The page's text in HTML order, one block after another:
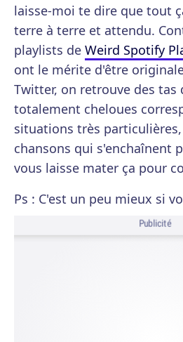
laisse-moi te dire que tout
terre à terre et attendu.
playlists de Weird Spotify
ont le mérite d'être
Twitter, on retrouve des tas
totalement cheloues
situations très
chansons qui s'enchaînent
vous laisse mater ça pour
Ps : C'est un peu mieux si
Publicité